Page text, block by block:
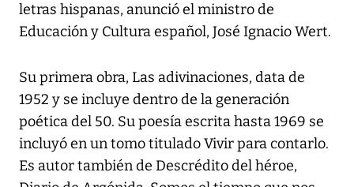
letras hispanas, anunció el ministro de
Educación y Cultura español, José Ignacio Wert.
Su primera obra, Las adivinaciones, data de
1952 y se incluye dentro de la generación
poética del 50. Su poesía escrita hasta 1969 se
incluyó en un tomo titulado Vivir para contarlo.
Es autor también de Descrédito del héroe,